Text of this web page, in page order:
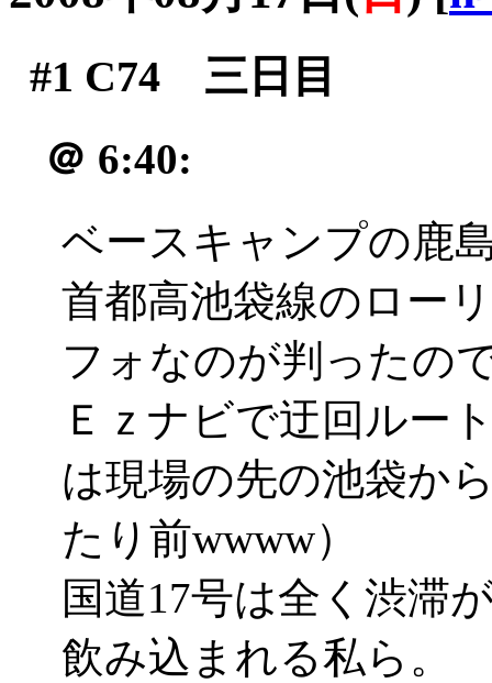
#1 C74 三日目
＠ 6:40:
ベースキャンプの鹿
首都高池袋線のロー
フォなのが判ったの
Ｅｚナビで迂回ルー
は現場の先の池袋か
たり前wwww）
国道17号は全く渋滞
飲み込まれる私ら。